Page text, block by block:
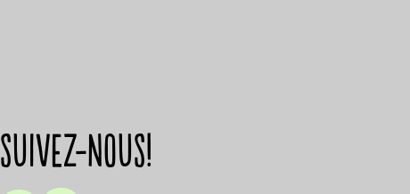
suivez-nous!